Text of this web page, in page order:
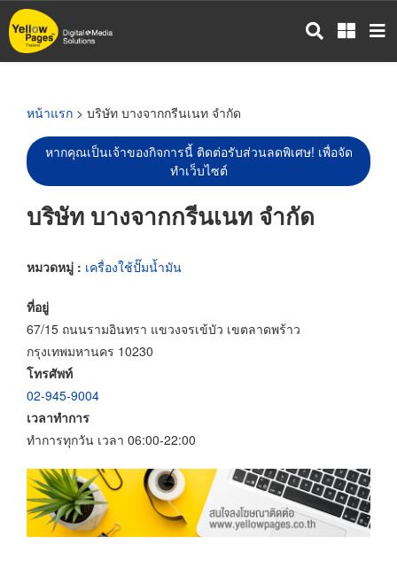
ข้าม
ไป
หน้าแรก > บริษัท บางจากกรีนเนท จำกัด
หากคุณเป็นเจ้าของกิจการนี้ ติดต่อรับส่วนลดพิเศษ! เพื่อจัด
ทำเว็บไซต์
บริษัท บางจากกรีนเนท จำกัด
หมวดหมู่ : เครื่องใช้ปั๊มน้ำมัน
ที่อยู่
67/15 ถนนรามอินทรา แขวงจรเข้บัว เขตลาดพร้าว
กรุงเทพมหานคร 10230
โทรศัพท์
02-945-9004
เวลาทำการ
ทำการทุกวัน เวลา 06:00-22:00